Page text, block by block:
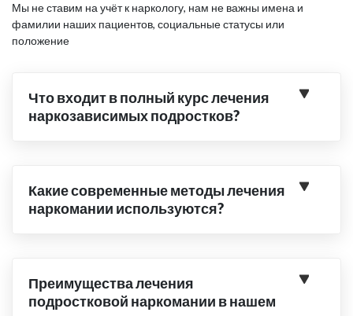
Мы не ставим на учёт к наркологу, нам не важны имена и
фамилии наших пациентов, социальные статусы или
положение
Что входит в полный курс лечения
наркозависимых подростков?
Какие современные методы лечения
наркомании используются?
Преимущества лечения
подростковой наркомании в нашем